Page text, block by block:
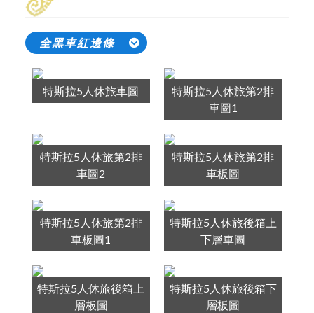
全黑車紅邊條
特斯拉5人休旅車圖
特斯拉5人休旅第2排
車圖1
特斯拉5人休旅第2排
車圖2
特斯拉5人休旅第2排
車板圖
特斯拉5人休旅第2排
車板圖1
特斯拉5人休旅後箱上
下層車圖
特斯拉5人休旅後箱上
層板圖
特斯拉5人休旅後箱下
層板圖